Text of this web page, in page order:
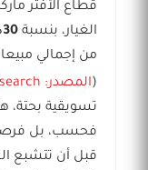
قطاع الأفتر
الغيار، بنسبة 30%
من إجمالي
(المصدر: Ken Research، ديسمبر 2025
تسويقية بحتة،
فحسب، بل فرصة
قبل أن تتشبع